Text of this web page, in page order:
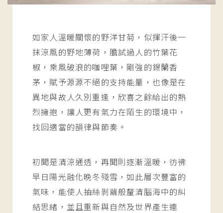
如家人溫暖關懷的野洋甘菊，似揮汗後一
抹涼風的野地薄荷，膽試過人的竹葉花
椒，乘風破浪的咖哩葉，剛強的錫蘭香
茅，賦予源源不絕的支持能量，也像是在
異地與故人久別重逢，欣喜之餘給出的熱
烈擁抱，讓人更有氣力在陌生的環境中，
找回適當的韻律與節奏。
初聞是清涼通透，再聞則逐漸溫暖，彷彿
早日陽光融化晚冬殘雪，如此層次豐富的
氣味，能使人抽絲剝繭般釐清腦海中的糾
結思緒，並且重新與自然及世界產生連